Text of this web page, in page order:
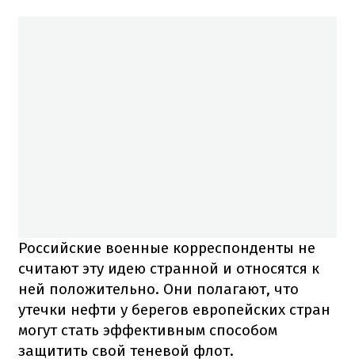
Российские военные корреспонденты не
считают эту идею странной и относятся к
ней положительно. Они полагают, что
утечки нефти у берегов европейских стран
могут стать эффективным способом
защитить свой теневой флот.